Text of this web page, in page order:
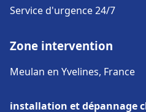
Service d'urgence 24/7
Zone intervention
Meulan en Yvelines, France
installation et dépannage